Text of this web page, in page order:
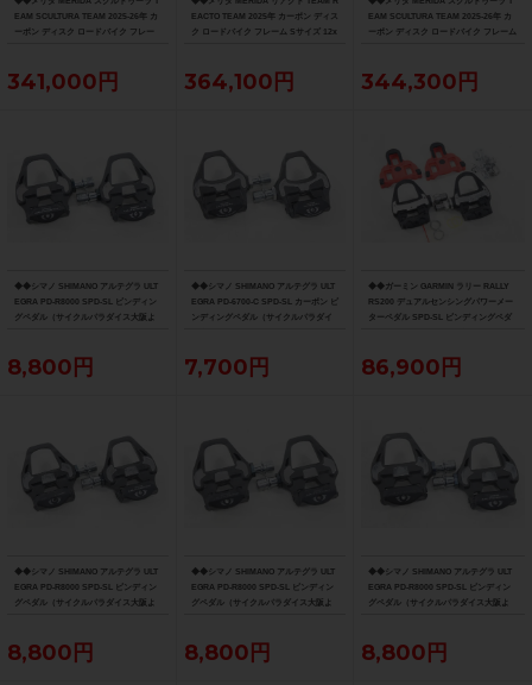
EAM SCULTURA TEAM 2025-26年 カ
ーボン ディスク ロードバイク フレー
341,000円
EACTO TEAM 2025年 カーボン ディス
ク ロードバイク フレーム Sサイズ 12x
364,100円
EAM SCULTURA TEAM 2025-26年 カ
ーボン ディスク ロードバイク フレーム
344,300円
◆◆シマノ SHIMANO アルテグラ ULT
EGRA PD-R8000 SPD-SL ビンディン
グペダル（サイクルパラダイス大阪よ
8,800円
◆◆シマノ SHIMANO アルテグラ ULT
EGRA PD-6700-C SPD-SL カーボン ビ
ンディングペダル（サイクルパラダイ
7,700円
◆◆ガーミン GARMIN ラリー RALLY
RS200 デュアルセンシングパワーメー
ターペダル SPD-SL ビンディングペダ
86,900円
◆◆シマノ SHIMANO アルテグラ ULT
EGRA PD-R8000 SPD-SL ビンディン
グペダル（サイクルパラダイス大阪よ
8,800円
◆◆シマノ SHIMANO アルテグラ ULT
EGRA PD-R8000 SPD-SL ビンディン
グペダル（サイクルパラダイス大阪よ
8,800円
◆◆シマノ SHIMANO アルテグラ ULT
EGRA PD-R8000 SPD-SL ビンディン
グペダル（サイクルパラダイス大阪よ
8,800円